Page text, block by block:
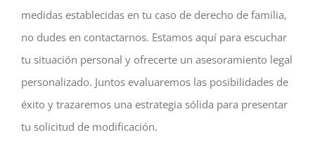
medidas establecidas en tu caso de derecho de familia,
no dudes en contactarnos. Estamos aquí para escuchar
tu situación personal y ofrecerte un asesoramiento legal
personalizado. Juntos evaluaremos las posibilidades de
éxito y trazaremos una estrategia sólida para presentar
tu solicitud de modificación.